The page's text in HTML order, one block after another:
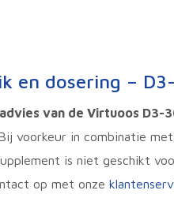
en dosering –
van de Virtuoos D3-
voorkeur in combinatie
is niet geschikt
op met onze